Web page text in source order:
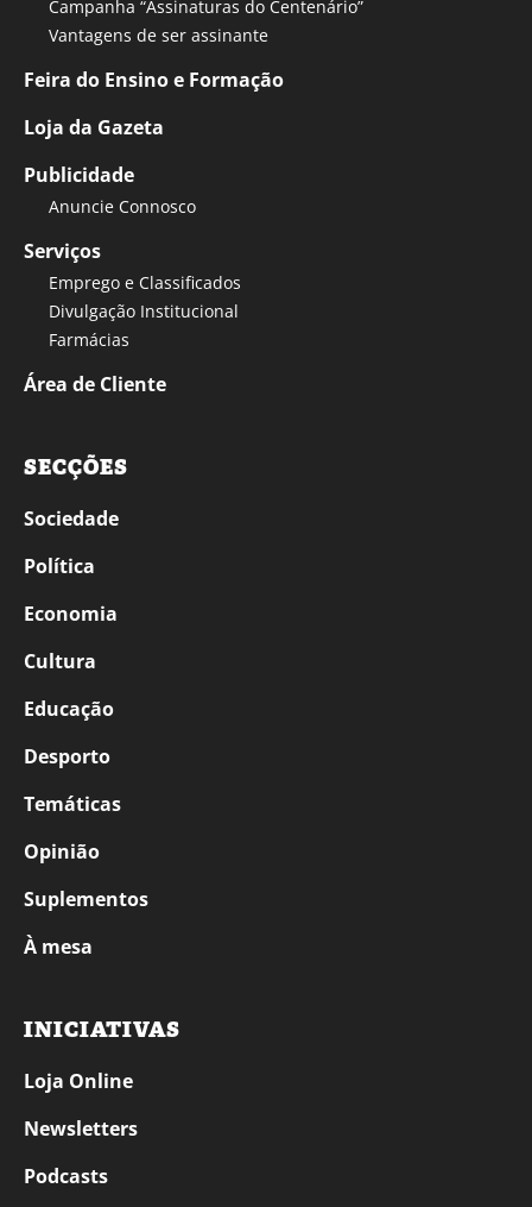
Campanha “Assinaturas do Centenário”
Vantagens de ser assinante
Feira do Ensino e Formação
Loja da Gazeta
Publicidade
Anuncie Connosco
Serviços
Emprego e Classificados
Divulgação Institucional
Farmácias
Área de Cliente
SECÇÕES
Sociedade
Política
Economia
Cultura
Educação
Desporto
Temáticas
Opinião
Suplementos
À mesa
INICIATIVAS
Loja Online
Newsletters
Podcasts